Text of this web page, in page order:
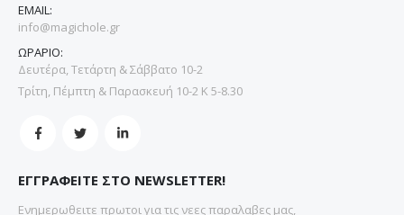
EMAIL:
info@magichole.gr
ΩΡΑΡΙΟ:
Δευτέρα, Τετάρτη & Σάββατο 10-2
Τρίτη, Πέμπτη & Παρασκευή 10-2 Κ 5-8.30
ΕΓΓΡΑΦΕΙΤΕ ΣΤΟ NEWSLETTER!
Ενημερωθειτε πρωτοι για τις νεες παραλαβες μας,